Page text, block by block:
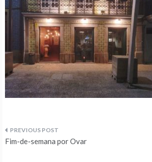
Navegação
Fim-de-semana por Ovar